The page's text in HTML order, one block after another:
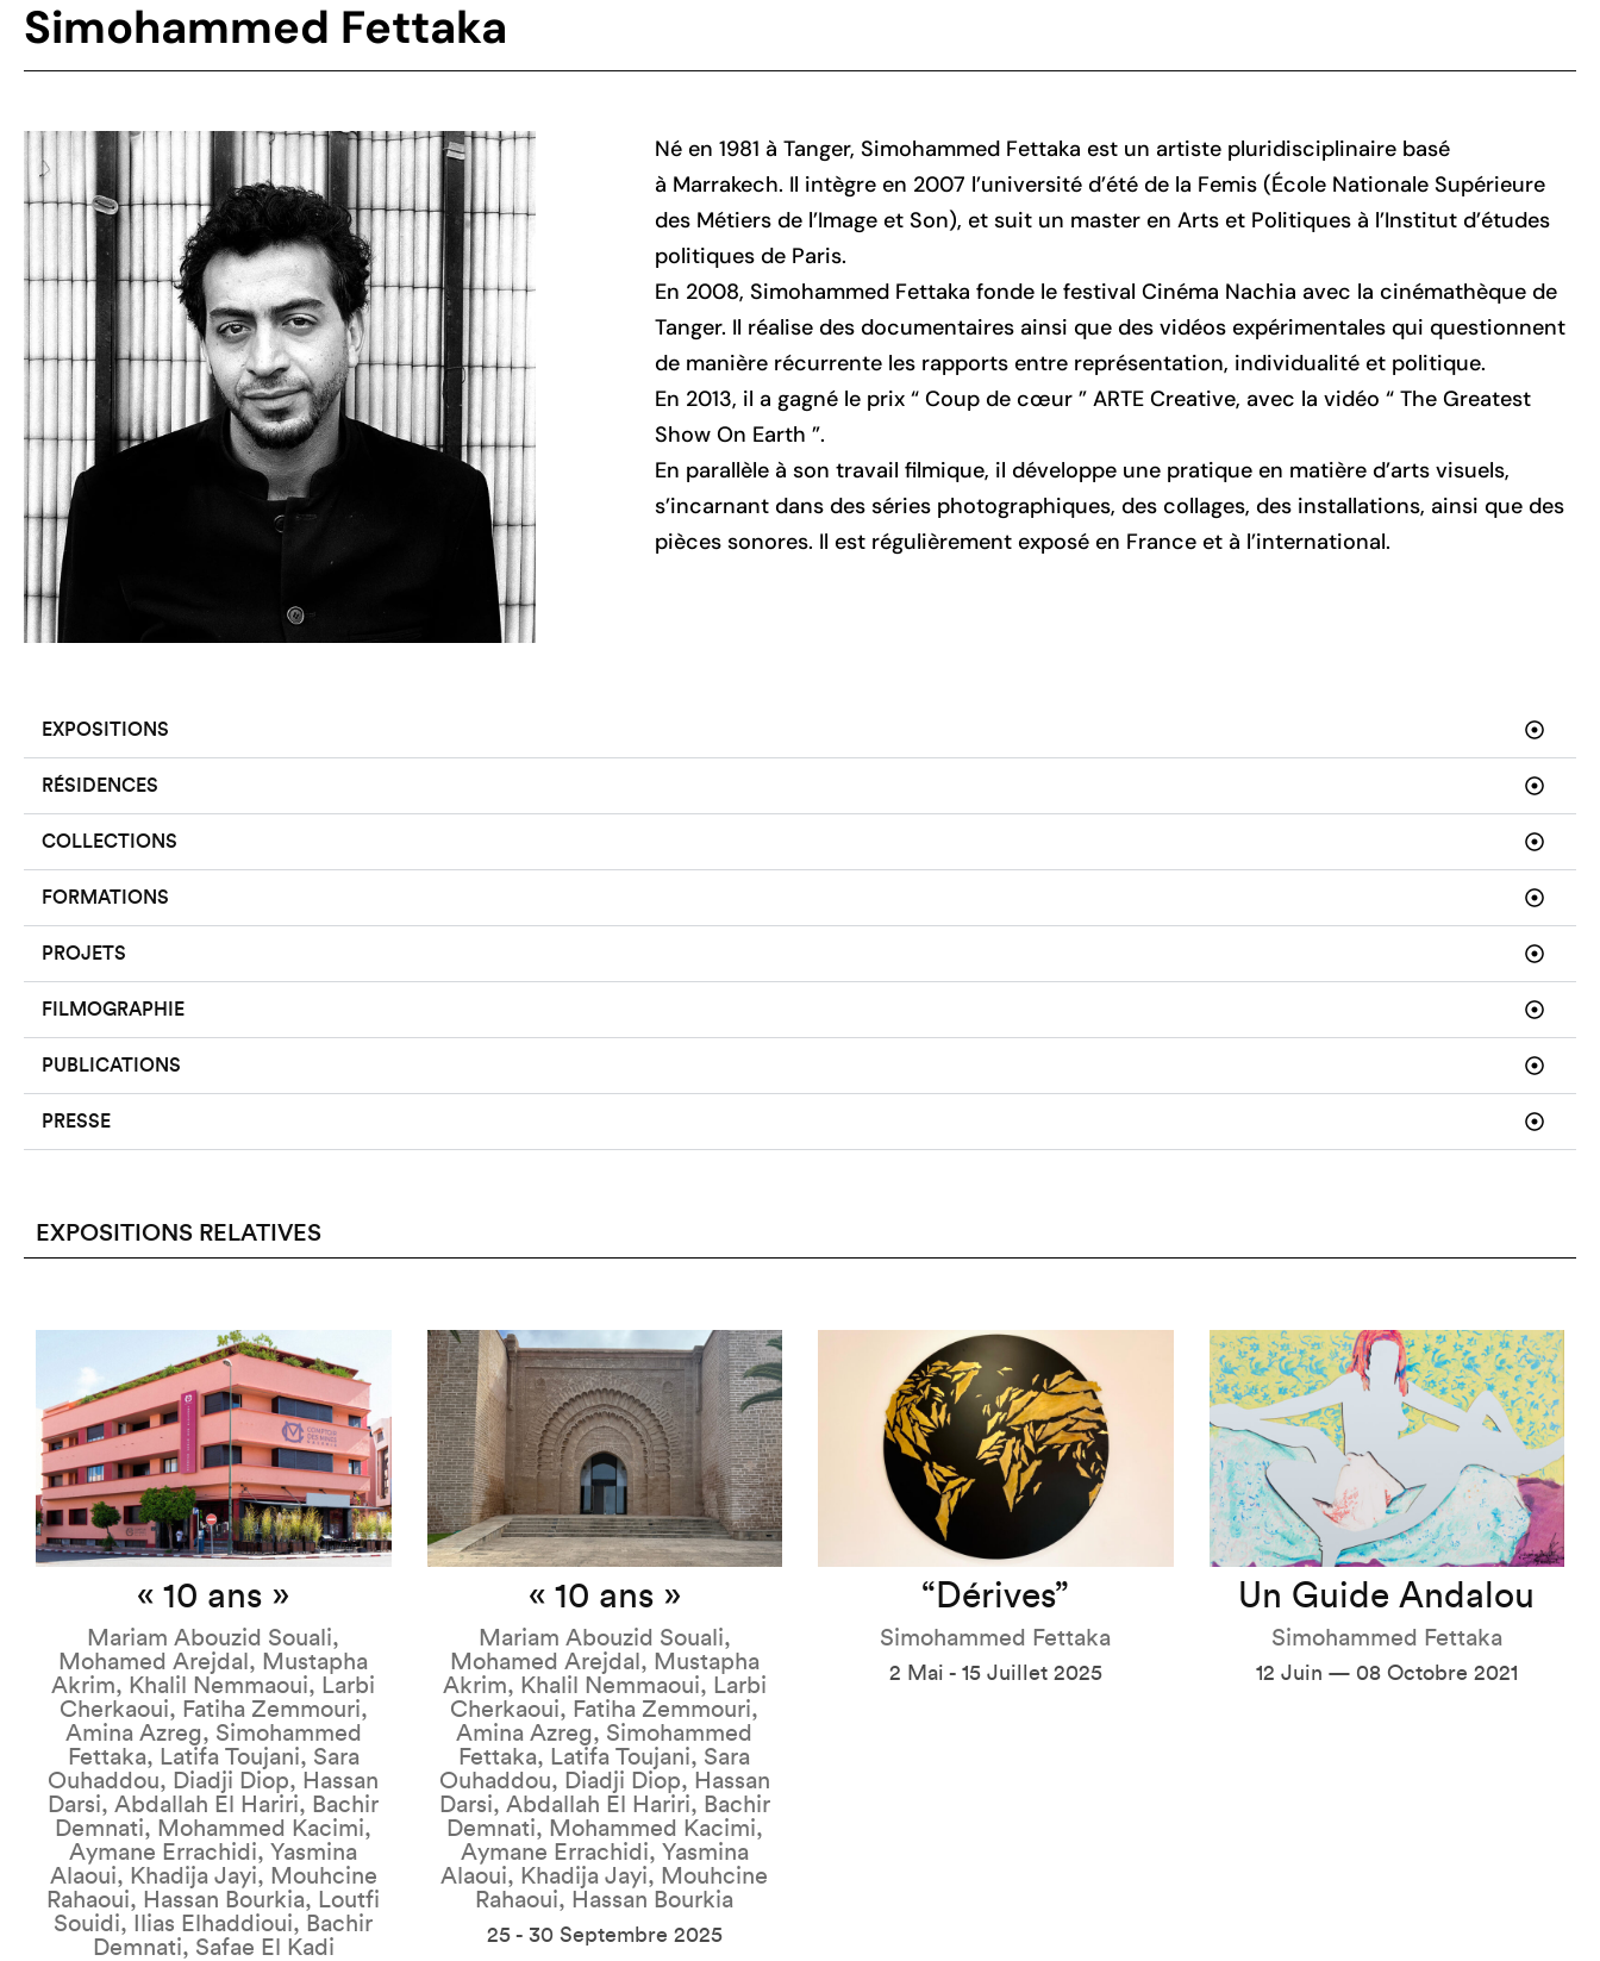
Simohammed Fettaka
Né en 1981 à Tanger, Simohammed Fettaka est un artiste pluridisciplinaire basé
à Marrakech. Il intègre en 2007 l’université d’été de la Femis (École Nationale Supérieure
des Métiers de l’Image et Son), et suit un master en Arts et Politiques à l’Institut d’études
politiques de Paris.
En 2008, Simohammed Fettaka fonde le festival Cinéma Nachia avec la cinémathèque de
Tanger. Il réalise des documentaires ainsi que des vidéos expérimentales qui questionnent
de manière récurrente les rapports entre représentation, individualité et politique.
En 2013, il a gagné le prix “ Coup de cœur ” ARTE Creative, avec la vidéo “ The Greatest
Show On Earth ”.
En parallèle à son travail filmique, il développe une pratique en matière d’arts visuels,
s’incarnant dans des séries photographiques, des collages, des installations, ainsi que des
pièces sonores. Il est régulièrement exposé en France et à l’international.
EXPOSITIONS
RÉSIDENCES
COLLECTIONS
FORMATIONS
PROJETS
FILMOGRAPHIE
PUBLICATIONS
PRESSE
EXPOSITIONS RELATIVES
« 10 ans »
Mariam Abouzid Souali,
Mohamed Arejdal, Mustapha
Akrim, Khalil Nemmaoui, Larbi
Cherkaoui, Fatiha Zemmouri,
Amina Azreg, Simohammed
Fettaka, Latifa Toujani, Sara
Ouhaddou, Diadji Diop, Hassan
Darsi, Abdallah El Hariri, Bachir
Demnati, Mohammed Kacimi,
Aymane Errachidi, Yasmina
Alaoui, Khadija Jayi, Mouhcine
Rahaoui, Hassan Bourkia, Loutfi
Souidi, Ilias Elhaddioui, Bachir
Demnati, Safae El Kadi
« 10 ans »
Mariam Abouzid Souali,
Mohamed Arejdal, Mustapha
Akrim, Khalil Nemmaoui, Larbi
Cherkaoui, Fatiha Zemmouri,
Amina Azreg, Simohammed
Fettaka, Latifa Toujani, Sara
Ouhaddou, Diadji Diop, Hassan
Darsi, Abdallah El Hariri, Bachir
Demnati, Mohammed Kacimi,
Aymane Errachidi, Yasmina
Alaoui, Khadija Jayi, Mouhcine
Rahaoui, Hassan Bourkia
25 - 30 Septembre 2025
“Dérives”
Simohammed Fettaka
2 Mai - 15 Juillet 2025
Un Guide Andalou
Simohammed Fettaka
12 Juin — 08 Octobre 2021